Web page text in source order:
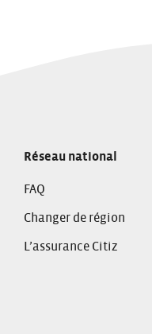
Réseau national
FAQ
Changer de région
L’assurance Citiz